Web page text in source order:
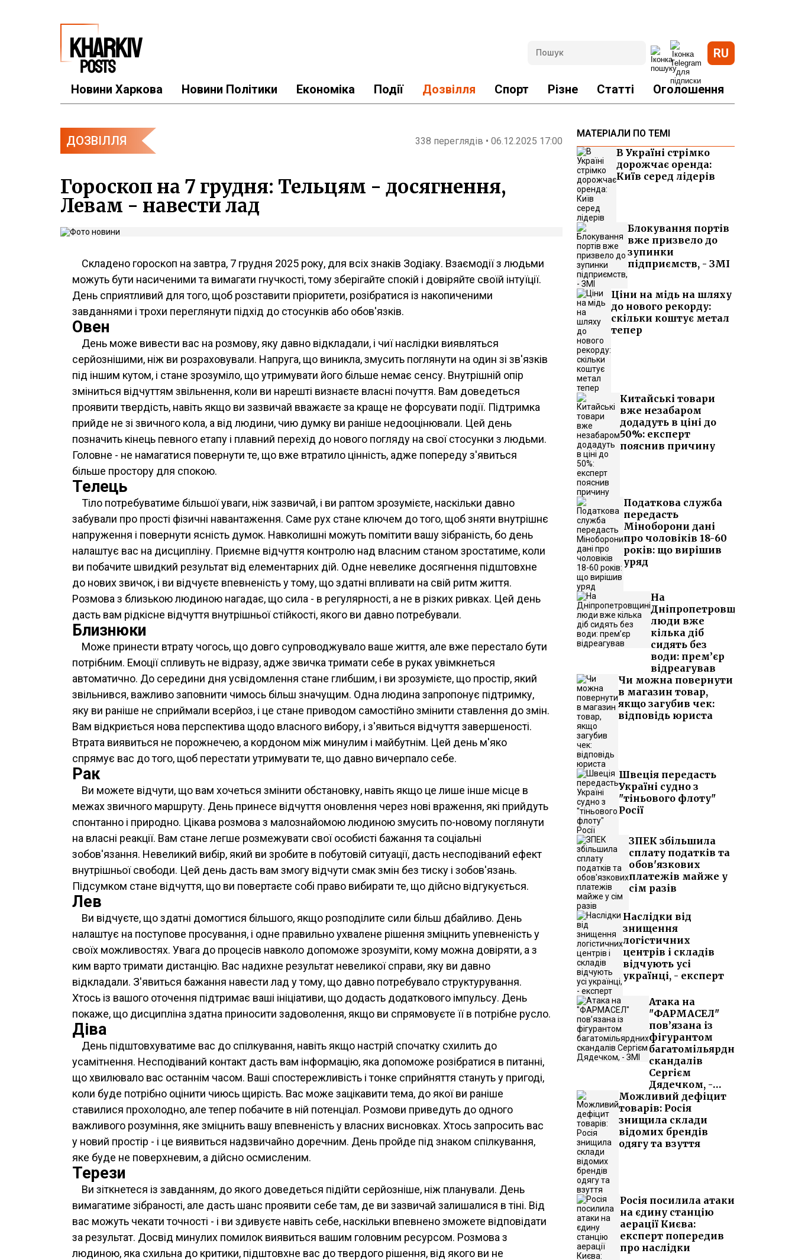
RU
Новини Харкова Новини Політики Економіка Події Дозвілля Спорт Різне Статті Оголошення
ДОЗВІЛЛЯ 338 переглядів • 06.12.2025 17:00
Гороскоп на 7 грудня: Тельцям - досягнення,
Левам - навести лад
Складено гороскоп на завтра, 7 грудня 2025 року, для всіх знаків Зодіаку. Взаємодії з людьми
можуть бути насиченими та вимагати гнучкості, тому зберігайте спокій і довіряйте своїй інтуїції.
День сприятливий для того, щоб розставити пріоритети, розібратися із накопиченими
завданнями і трохи переглянути підхід до стосунків або обов'язків.
Овен
День може вивести вас на розмову, яку давно відкладали, і чиї наслідки виявляться
серйознішими, ніж ви розраховували. Напруга, що виникла, змусить поглянути на один зі зв'язків
під іншим кутом, і стане зрозуміло, що утримувати його більше немає сенсу. Внутрішній опір
зміниться відчуттям звільнення, коли ви нарешті визнаєте власні почуття. Вам доведеться
проявити твердість, навіть якщо ви зазвичай вважаєте за краще не форсувати події. Підтримка
прийде не зі звичного кола, а від людини, чию думку ви раніше недооцінювали. Цей день
позначить кінець певного етапу і плавний перехід до нового погляду на свої стосунки з людьми.
Головне - не намагатися повернути те, що вже втратило цінність, адже попереду з'явиться
більше простору для спокою.
Телець
Тіло потребуватиме більшої уваги, ніж зазвичай, і ви раптом зрозумієте, наскільки давно
забували про прості фізичні навантаження. Саме рух стане ключем до того, щоб зняти внутрішнє
напруження і повернути ясність думок. Навколишні можуть помітити вашу зібраність, бо день
налаштує вас на дисципліну. Приємне відчуття контролю над власним станом зростатиме, коли
ви побачите швидкий результат від елементарних дій. Одне невелике досягнення підштовхне
до нових звичок, і ви відчуєте впевненість у тому, що здатні впливати на свій ритм життя.
Розмова з близькою людиною нагадає, що сила - в регулярності, а не в різких ривках. Цей день
дасть вам рідкісне відчуття внутрішньої стійкості, якого ви давно потребували.
Близнюки
Може принести втрату чогось, що довго супроводжувало ваше життя, але вже перестало бути
потрібним. Емоції спливуть не відразу, адже звичка тримати себе в руках увімкнеться
автоматично. До середини дня усвідомлення стане глибшим, і ви зрозумієте, що простір, який
звільнився, важливо заповнити чимось більш значущим. Одна людина запропонує підтримку,
яку ви раніше не сприймали всерйоз, і це стане приводом самостійно змінити ставлення до змін.
Вам відкриється нова перспектива щодо власного вибору, і з'явиться відчуття завершеності.
Втрата виявиться не порожнечею, а кордоном між минулим і майбутнім. Цей день м'яко
спрямує вас до того, щоб перестати утримувати те, що давно вичерпало себе.
Рак
Ви можете відчути, що вам хочеться змінити обстановку, навіть якщо це лише інше місце в
межах звичного маршруту. День принесе відчуття оновлення через нові враження, які прийдуть
спонтанно і природно. Цікава розмова з малознайомою людиною змусить по-новому поглянути
на власні реакції. Вам стане легше розмежувати свої особисті бажання та соціальні
зобов'язання. Невеликий вибір, який ви зробите в побутовій ситуації, дасть несподіваний ефект
внутрішньої свободи. Цей день дасть вам змогу відчути смак змін без тиску і зобов'язань.
Підсумком стане відчуття, що ви повертаєте собі право вибирати те, що дійсно відгукується.
Лев
Ви відчуєте, що здатні домогтися більшого, якщо розподілите сили більш дбайливо. День
налаштує на поступове просування, і одне правильно ухвалене рішення зміцнить упевненість у
своїх можливостях. Увага до процесів навколо допоможе зрозуміти, кому можна довіряти, а з
ким варто тримати дистанцію. Вас надихне результат невеликої справи, яку ви давно
відкладали. З'явиться бажання навести лад у тому, що давно потребувало структурування.
Хтось із вашого оточення підтримає ваші ініціативи, що додасть додаткового імпульсу. День
покаже, що дисципліна здатна приносити задоволення, якщо ви спрямовуєте її в потрібне русло.
Діва
День підштовхуватиме вас до спілкування, навіть якщо настрій спочатку схилить до
усамітнення. Несподіваний контакт дасть вам інформацію, яка допоможе розібратися в питанні,
що хвилювало вас останнім часом. Ваші спостережливість і тонке сприйняття стануть у пригоді,
коли буде потрібно оцінити чиюсь щирість. Вас може зацікавити тема, до якої ви раніше
ставилися прохолодно, але тепер побачите в ній потенціал. Розмови приведуть до одного
важливого розуміння, яке зміцнить вашу впевненість у власних висновках. Хтось запросить вас
у новий простір - і це виявиться надзвичайно доречним. День пройде під знаком спілкування,
яке буде не поверхневим, а дійсно осмисленим.
Терези
Ви зіткнетеся із завданням, до якого доведеться підійти серйозніше, ніж планували. День
вимагатиме зібраності, але дасть шанс проявити себе там, де ви зазвичай залишалися в тіні. Від
вас можуть чекати точності - і ви здивуєте навіть себе, наскільки впевнено зможете відповідати
за результат. Досвід минулих помилок виявиться вашим головним ресурсом. Розмова з
людиною, яка схильна до критики, підштовхне вас до твердого рішення, від якого ви не
МАТЕРІАЛИ ПО ТЕМІ
В Україні стрімко
дорожчає оренда:
Київ серед лідерів
Блокування портів
вже призвело до
зупинки
підприємств, - ЗМІ
Ціни на мідь на шляху
до нового рекорду:
скільки коштує метал
тепер
Китайські товари
вже незабаром
додадуть в ціні до
50%: експерт
пояснив причину
Податкова служба
передасть
Міноборони дані
про чоловіків 18-60
років: що вирішив
уряд
На
Дніпропетровщині
люди вже
кілька діб
сидять без
води: прем’єр
відреагував
Чи можна повернути
в магазин товар,
якщо загубив чек:
відповідь юриста
Швеція передасть
Україні судно з
"тіньового флоту"
Росії
ЗПЕК збільшила
сплату податків та
обов'язкових
платежів майже у
сім разів
Наслідки від
знищення
логістичних
центрів і складів
відчують усі
українці, - експерт
Атака на
"ФАРМАСЕЛ"
пов’язана із
фігурантом
багатомільярдних
скандалів
Сергієм
Дядечком, -
ЗМІ
Можливий дефіцит
товарів: Росія
знищила склади
відомих брендів
одягу та взуття
Росія посилила атаки
на єдину станцію
аерації Києва:
експерт попередив
про наслідки